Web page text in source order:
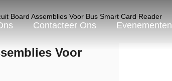
Contacteer Ons Evenementen
Board Assemblies Voor Bus Smart Card Reader
Voor